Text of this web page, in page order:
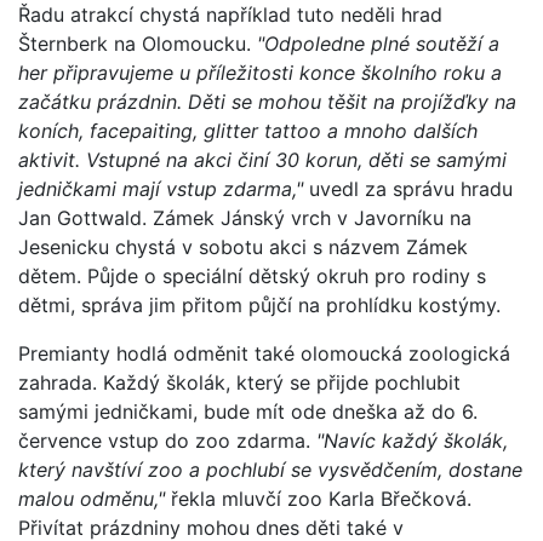
Řadu atrakcí chystá například tuto neděli hrad
Šternberk na Olomoucku. "Odpoledne plné soutěží a
her připravujeme u příležitosti konce školního roku a
začátku prázdnin. Děti se mohou těšit na projížďky na
koních, facepaiting, glitter tattoo a mnoho dalších
aktivit. Vstupné na akci činí 30 korun, děti se samými
jedničkami mají vstup zdarma,"uvedl za správu hradu
Jan Gottwald. Zámek Jánský vrch v Javorníku na
Jesenicku chystá v sobotu akci s názvem Zámek
dětem. Půjde o speciální dětský okruh pro rodiny s
dětmi, správa jim přitom půjčí na prohlídku kostýmy.
Premianty hodlá odměnit také olomoucká zoologická
zahrada. Každý školák, který se přijde pochlubit
samými jedničkami, bude mít ode dneška až do 6.
července vstup do zoo zdarma. "Navíc každý školák,
který navštíví zoo a pochlubí se vysvědčením, dostane
malou odměnu,"řekla mluvčí zoo Karla Břečková.
Přivítat prázdniny mohou dnes děti také v